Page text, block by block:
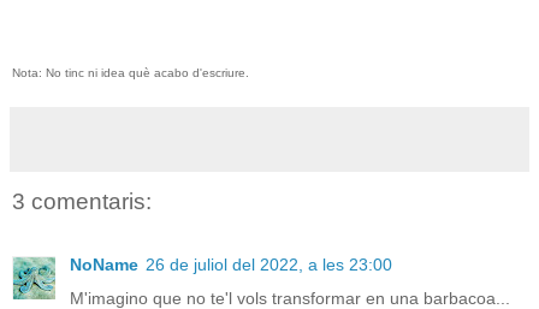
Nota: No tinc ni idea què acabo d'escriure.
3 comentaris:
NoName 26 de juliol del 2022, a les 23:00
M'imagino que no te'l vols transformar en una barbacoa...